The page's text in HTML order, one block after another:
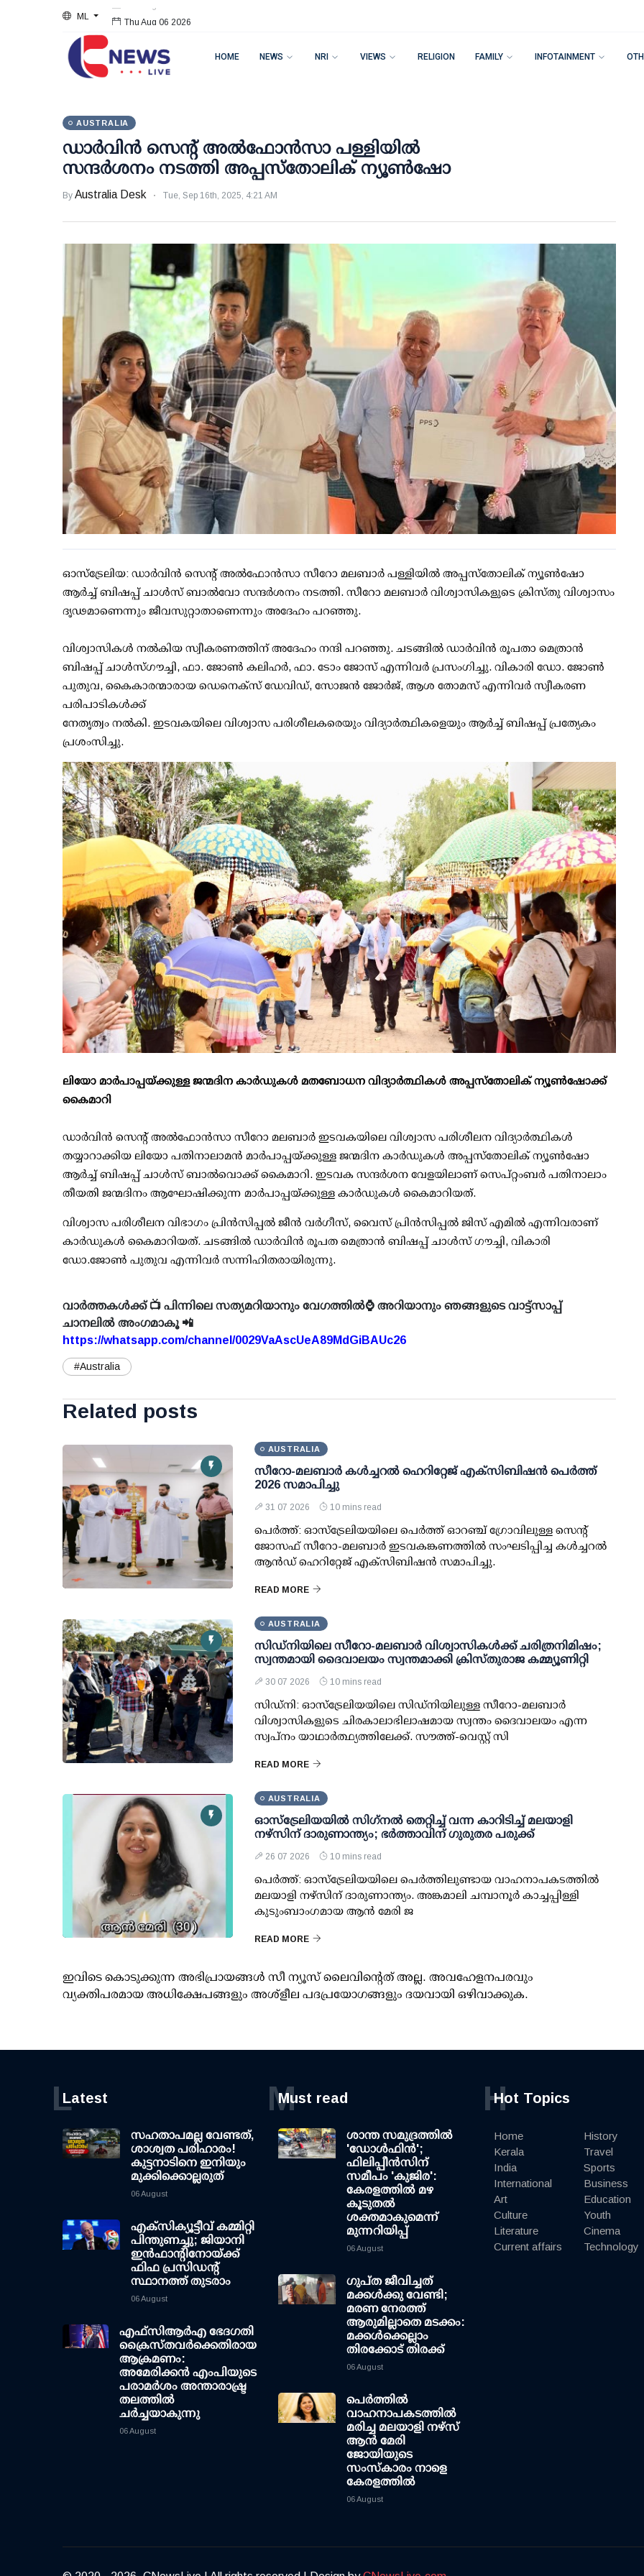
ML Thu Aug 06 2026
HOME NEWS NRI VIEWS RELIGION FAMILY INFOTAINMENT
AUSTRALIA
ഡാർവിൻ സെന്റ് അൽഫോൻസാ പള്ളിയിൽ
സന്ദർശനം നടത്തി അപ്പസ്തോലിക് ന്യൂണ്‍ഷോ
By Australia Desk Tue, Sep 16th, 2025, 4:21 AM
ഓസ്ട്രേലിയ: ഡാർവിൻ സെന്റ് അൽഫോൻസാ സീറോ മലബാർ പള്ളിയിൽ അപ്പസ്തോലിക് ന്യൂണ്‍ഷോ
ആർച്ച് ബിഷപ്പ് ചാൾസ് ബാൽവോ സന്ദർശനം നടത്തി. സീറോ മലബാർ വിശ്വാസികളുടെ ക്രിസ്തു വിശ്വാസം
ദൃഢമാണെന്നും ജീവസുറ്റാതാണെന്നും അദേഹം പറഞ്ഞു.
വിശ്വാസികൾ നൽകിയ സ്വീകരണത്തിന് അദേഹം നന്ദി പറഞ്ഞു. ചടങ്ങിൽ ഡാർവിൻ രൂപതാ മെത്രാൻ
ബിഷപ്പ് ചാൾസ്ഗൗച്ചി, ഫാ. ജോൺ കലിഹർ, ഫാ. ടോം ജോസ് എന്നിവർ പ്രസംഗിച്ചു. വികാരി ഡോ. ജോൺ
പുതുവ, കൈകാരന്മാരായ ഡെനെക്സ് ഡേവിഡ്, സോജൻ ജോർജ്, ആശ തോമസ് എന്നിവർ സ്വീകരണ
പരിപാടികൾക്ക്
നേതൃത്വം നൽകി. ഇടവകയിലെ വിശ്വാസ പരിശീലകരെയും വിദ്യാർത്ഥികളെയും ആർച്ച് ബിഷപ്പ് പ്രത്യേകം
പ്രശംസിച്ചു.
ലിയോ മാർപാപ്പയ്ക്കുള്ള ജന്മദിന കാർഡുകൾ മതബോധന വിദ്യാർത്ഥികൾ അപ്പസ്തോലിക് ന്യൂണ്‍ഷോക്ക്
കൈമാറി
ഡാർവിൻ സെന്റ് അൽഫോൻസാ സീറോ മലബാർ ഇടവകയിലെ വിശ്വാസ പരിശീലന വിദ്യാർത്ഥികൾ
തയ്യാറാക്കിയ ലിയോ പതിനാലാമൻ മാർപാപ്പയ്ക്കുള്ള ജന്മദിന കാർഡുകൾ അപ്പസ്തോലിക് ന്യൂണ്‍ഷോ
ആർച്ച് ബിഷപ്പ് ചാൾസ് ബാൽവൊക്ക് കൈമാറി. ഇടവക സന്ദർശന വേളയിലാണ് സെപ്റ്റംബർ പതിനാലാം
തീയതി ജന്മദിനം ആഘോഷിക്കുന്ന മാർപാപ്പയ്ക്കുള്ള കാർഡുകൾ കൈമാറിയത്.
വിശ്വാസ പരിശീലന വിഭാഗം പ്രിൻസിപ്പൽ ജീൻ വർഗീസ്, വൈസ് പ്രിൻസിപ്പൽ ജിസ് എമിൽ എന്നിവരാണ്
കാർഡുകൾ കൈമാറിയത്. ചടങ്ങിൽ ഡാർവിൻ രൂപത മെത്രാൻ ബിഷപ്പ് ചാൾസ് ഗൗച്ചി, വികാരി
ഡോ.ജോൺ പുതുവ എന്നിവർ സന്നിഹിതരായിരുന്നു.
വാർത്തകൾക്ക് 📺 പിന്നിലെ സത്യമറിയാനും വേഗത്തിൽ⌚ അറിയാനും ഞങ്ങളുടെ വാട്ട്സാപ്പ്
ചാനലിൽ അംഗമാകൂ 📲
https://whatsapp.com/channel/0029VaAscUeA89MdGiBAUc26
#Australia
Related posts
AUSTRALIA
സീറോ-മലബാർ കൾച്ചറൽ ഹെറിറ്റേജ് എക്സിബിഷൻ പെർത്ത്
2026 സമാപിച്ചു
31 07 2026 10 mins read
പെർത്ത്: ഓസ്ട്രേലിയയിലെ പെർത്ത് ഓറഞ്ച് ഗ്രോവിലുള്ള സെന്റ്
ജോസഫ് സീറോ-മലബാർ ഇടവകങ്കണത്തിൽ സംഘടിപ്പിച്ച കൾച്ചറൽ
ആൻഡ് ഹെറിറ്റേജ് എക്സിബിഷൻ സമാപിച്ചു.
READ MORE
AUSTRALIA
സിഡ്നിയിലെ സീറോ-മലബാർ വിശ്വാസികൾക്ക് ചരിത്രനിമിഷം;
സ്വന്തമായി ദൈവാലയം സ്വന്തമാക്കി ക്രിസ്തുരാജ കമ്മ്യൂണിറ്റി
30 07 2026 10 mins read
സിഡ്നി: ഓസ്ട്രേലിയയിലെ സിഡ്നിയിലുള്ള സീറോ-മലബാർ
വിശ്വാസികളുടെ ചിരകാലാഭിലാഷമായ സ്വന്തം ദൈവാലയം എന്ന
സ്വപ്നം യാഥാർത്ഥ്യത്തിലേക്ക്. സൗത്ത്-വെസ്റ്റ് സി
READ MORE
AUSTRALIA
ഓസ്ട്രേലിയയില്‍ സിഗ്‌നല്‍ തെറ്റിച്ച് വന്ന കാറിടിച്ച് മലയാളി
നഴ്‌സിന് ദാരുണാന്ത്യം; ഭര്‍ത്താവിന് ഗുരുതര പരുക്ക്
26 07 2026 10 mins read
പെര്‍ത്ത്: ഓസ്‌ട്രേലിയയിലെ പെര്‍ത്തിലുണ്ടായ വാഹനാപകടത്തില്‍
മലയാളി നഴ്സിന് ദാരുണാന്ത്യം. അങ്കമാലി ചമ്പാനൂര്‍ കാച്ചപ്പിള്ളി
കുടുംബാംഗമായ ആന്‍ മേരി ജ
READ MORE
ഇവിടെ കൊടുക്കുന്ന അഭിപ്രായങ്ങള്‍ സീ ന്യൂസ് ലൈവിന്റെത് അല്ല. അവഹേളനപരവും
വ്യക്തിപരമായ അധിക്ഷേപങ്ങളും അശ്‌ളീല പദപ്രയോഗങ്ങളും ദയവായി ഒഴിവാക്കുക.
Latest
L
സഹതാപമല്ല വേണ്ടത്,
ശാശ്വത പരിഹാരം!
കുട്ടനാടിനെ ഇനിയും
മുക്കിക്കൊല്ലരുത്
06 August
എക്സിക്യൂട്ടീവ് കമ്മിറ്റി
പിന്തുണച്ചു; ജിയാനി
ഇന്‍ഫാന്റിനോയ്ക്ക്
ഫിഫ പ്രസിഡന്റ്
സ്ഥാനത്ത് തുടരാം
06 August
എഫ്‌സി‌ആര്‍‌എ ഭേദഗതി
ക്രൈസ്തവർക്കെതിരായ
ആക്രമണം:
അമേരിക്കൻ എംപിയുടെ
പരാമർശം അന്താരാഷ്ട്ര
തലത്തിൽ
ചർച്ചയാകുന്നു
06 August
Must read
M
ശാന്ത സമുദ്രത്തില്‍
'ഡോള്‍ഫിന്‍';
ഫിലിപ്പീന്‍സിന്
സമീപം 'കുജിര':
കേരളത്തില്‍ മഴ
കൂടുതല്‍
ശക്തമാകുമെന്ന്
മുന്നറിയിപ്പ്
06 August
ഗുപ്ത ജീവിച്ചത്
മക്കള്‍ക്കു വേണ്ടി;
മരണ നേരത്ത്
ആരുമില്ലാതെ മടക്കം:
മക്കള്‍ക്കെല്ലാം
തിരക്കോട് തിരക്ക്
06 August
പെർത്തിൽ
വാഹനാപകടത്തിൽ
മരിച്ച മലയാളി നഴ്സ്
ആൻ മേരി
ജോയിയുടെ
സംസ്കാരം നാളെ
കേരളത്തിൽ
06 August
Hot Topics
H
Home
Kerala
India
International
Art
Culture
Literature
Current affairs
History
Travel
Sports
Business
Education
Youth
Cinema
Technology